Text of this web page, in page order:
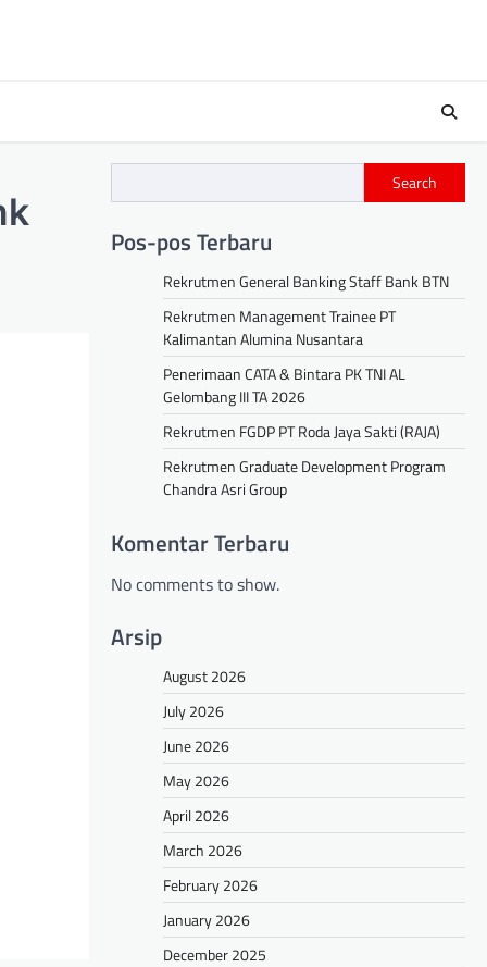
Search
Pos-pos Terbaru
Rekrutmen General Banking Staff Bank BTN
Rekrutmen Management Trainee PT
Kalimantan Alumina Nusantara
Penerimaan CATA & Bintara PK TNI AL
Gelombang III TA 2026
Rekrutmen FGDP PT Roda Jaya Sakti (RAJA)
Rekrutmen Graduate Development Program
Chandra Asri Group
Komentar Terbaru
No comments to show.
Arsip
August 2026
July 2026
June 2026
May 2026
April 2026
March 2026
February 2026
January 2026
December 2025